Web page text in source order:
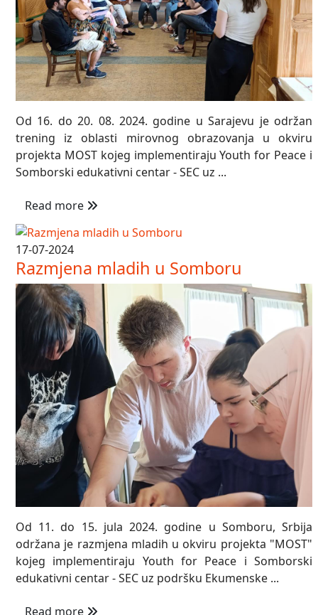
Od 16. do 20. 08. 2024. godine u Sarajevu je održan
trening iz oblasti mirovnog obrazovanja u okviru
projekta MOST kojeg implementiraju Youth for Peace i
Somborski edukativni centar - SEC uz ...
Read more
17-07-2024
Razmjena mladih u Somboru
Od 11. do 15. jula 2024. godine u Somboru, Srbija
održana je razmjena mladih u okviru projekta "MOST"
kojeg implementiraju Youth for Peace i Somborski
edukativni centar - SEC uz podršku Ekumenske ...
Read more